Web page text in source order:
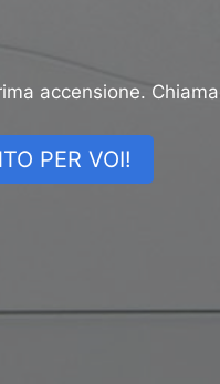
accensione.
PER VOI!